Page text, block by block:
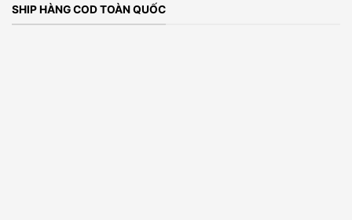
SHIP HÀNG COD TOÀN QUỐC